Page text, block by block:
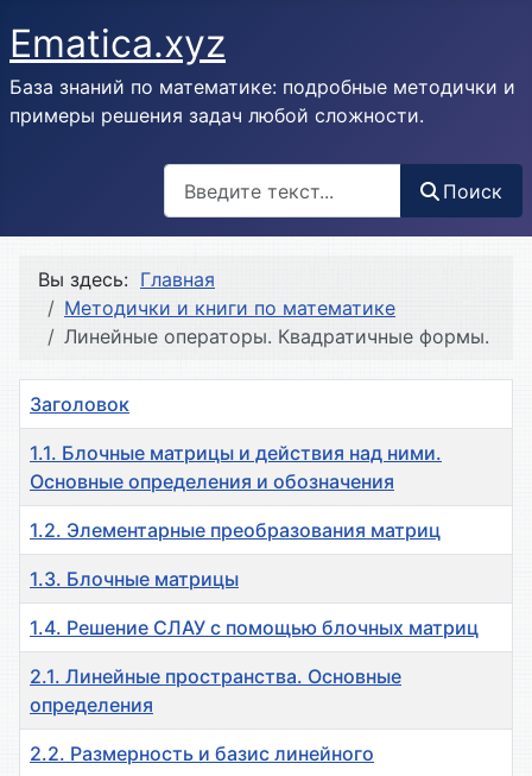
Ematica.xyz
База знаний по математике: подробные методички и
примеры решения задач любой сложности.
Поиск
Вы здесь: Главная
Методички и книги по математике
Линейные операторы. Квадратичные формы.
Заголовок
1.1. Блочные матрицы и действия над ними.
Основные определения и обозначения
1.2. Элементарные преобразования матриц
1.3. Блочные матрицы
1.4. Решение СЛАУ с помощью блочных матриц
2.1. Линейные пространства. Основные
определения
2.2. Размерность и базис линейного